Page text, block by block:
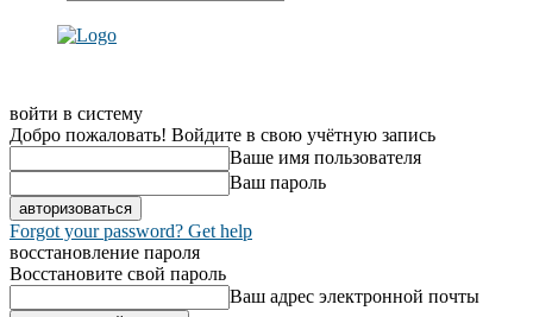
войти в систему
Добро пожаловать! Войдите в свою учётную запись
Ваше имя пользователя
Ваш пароль
Forgot your password? Get help
восстановление пароля
Восстановите свой пароль
Ваш адрес электронной почты